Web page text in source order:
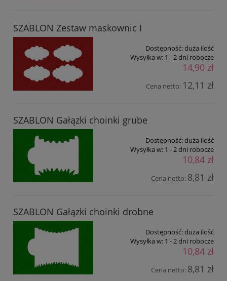
SZABLON Zestaw maskownic I
Dostępność:duża ilość
Wysyłka w: 1 - 2 dni robocze
14,90 zł
Cena netto: 12,11 zł
SZABLON Gałązki choinki grube
Dostępność:duża ilość
Wysyłka w: 1 - 2 dni robocze
10,84 zł
Cena netto: 8,81 zł
SZABLON Gałązki choinki drobne
Dostępność:duża ilość
Wysyłka w: 1 - 2 dni robocze
10,84 zł
Cena netto: 8,81 zł